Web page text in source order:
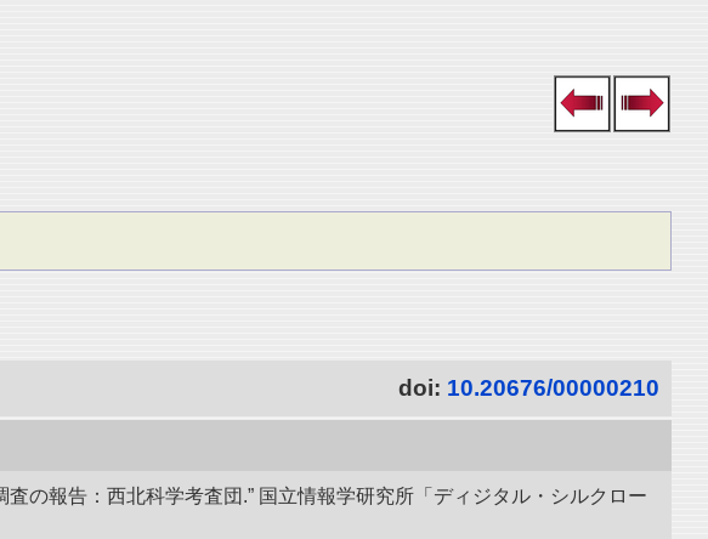
doi: 10.20676/00000210
の報告：西北科学考査団.” 国立情報学研究所「ディジタル・シルクロー